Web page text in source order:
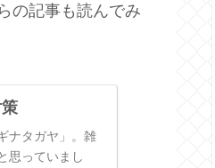
の記事も読んでみ
ナタガヤ」。雑
思っていまし